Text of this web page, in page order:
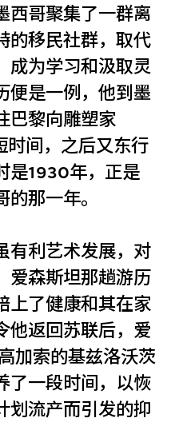
西哥聚集了一群离
的移民社群，取代
成为学习和汲取灵
便是一例，他到墨
巴黎向雕塑家
时间，之后又东行
是1930年，正是
那一年。
有利艺术发展，对
爱森斯坦那趟游历
上了健康和其在家
他返回苏联后，爱
加索的基兹洛沃茨
了一段时间，以恢
划流产而引发的抑